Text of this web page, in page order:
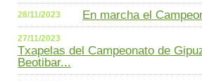
28/11/2023 En marcha el
27/11/2023
Txapelas del Campeonato de
Beotibar...